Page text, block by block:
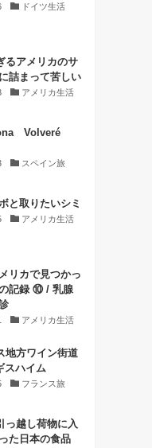
ドイツ生活
るアメリカのサ
詰まって苦しい
アメリカ生活
Volveré
スペイン旅
と取りたいシミ
アメリカ生活
リカで見つかっ
記録 ⑩ / 乳腺
アメリカ生活
地方ワイン街道
ハイム
フランス旅
越し荷物に入
た日本の食品